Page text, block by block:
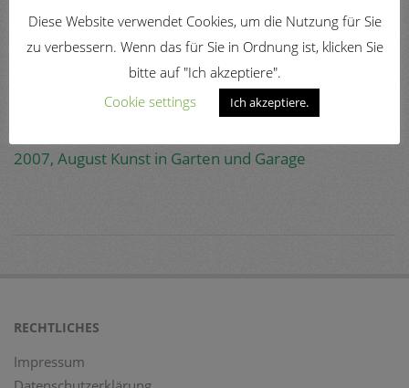
Künstlerparadies
2008, Oktober Künstlerin gießt Gefühle in Skulpturen
2007, Dezember Brustkrebskongreß Olpe
2007, August Kunst in Garten und Garage
RECHTLICHES
Impressum
Diese Website verwendet Cookies, um die Nutzung für Sie
zu verbessern. Wenn das für Sie in Ordnung ist, klicken Sie
bitte auf "Ich akzeptiere".
Cookie settings
Ich akzeptiere.